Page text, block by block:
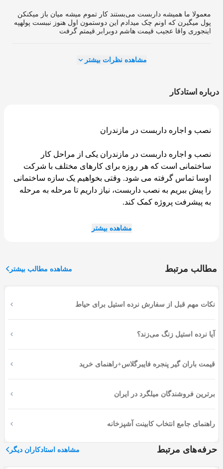
معمولا ما همیشه داربست می‌بستند کار تموم میشه میان باز میکنکن
پول میگیرن که اونم چک میدادم این دوستمون اول هنوز نببست پولهپه
اینجوری واقا عجیب قیمت هاشم دوبرابر.قیمتم گرفت
مشاهده نظرات بیشتر
درباره استادکار
نصب و اجاره داربست در مازندران
نصب و اجاره داربست در مازندران یکی از مراحل کار
ساختمانی است که هر روزه برای کارهای مختلف با شرکت
اوسا تماس گرفته می شود. وقتی بخواهیم یک سازه ساختمانی
را پیش ببریم به نصب داربست، نیاز داریم تا مرحله به مرحله
به پیشرفت پروژه کمک کند.
البته شرکت هایی مثل اوسا هستند که می توانید اجاره داربست
زن های کاربلد استفاده کنید تا در احتمال بروز خطا در حین کار
به حداقل برسد.
اپلیکیشن اوسا چندین متخصص نصب و اجاره داربست در
سراسر مازندران دارد که با ساختمان های مسکونی زیادی در
شهرهای مختلف این منطقه کار کرده اند. شما می توانید
چگونه با ما تماس بگیرید؟
بگیرید یا در صورت پاسخگو نبودن به سایت زیر (osssa.co) رفته
و درخواست خود را بصورت آنلاین ثبت کنید تا در کمترین زمان
مشاهده بیشتر
مطالب مرتبط مشاهده مطالب بیشتر
نکات مهم قبل از سفارش نرده استیل برای حیاط
آیا نرده استیل زنگ می‌زند؟
قیمت باران گیر پنجره فایبرگلاس+راهنمای خرید
برترین فروشندگان میلگرد در ایران
راهنمای جامع انتخاب کابینت آشپزخانه
حرفه‌های مرتبط مشاهده استادکاران دیگر